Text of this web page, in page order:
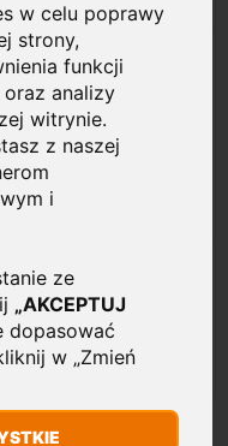
w celu poprawy
strony,
funkcji
oraz analizy
witrynie.
z naszej
i
ze
„AKCEPTUJ
dopasować
w „Zmień